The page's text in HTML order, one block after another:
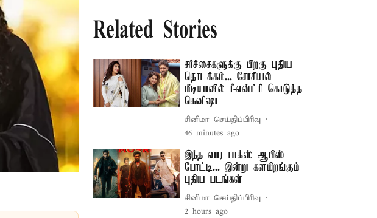
Related Stories
சர்ச்சைகளுக்கு பிறகு புதிய
தொடக்கம்... சோசியல்
மீடியாவில் ரீ-என்ட்ரி கொடுத்த
கெனிஷா
சினிமா செய்திப்பிரிவு
46 minutes ago
இந்த வார பாக்ஸ் ஆபிஸ்
போட்டி... இன்று களமிறங்கும்
புதிய படங்கள்
சினிமா செய்திப்பிரிவு
2 hours ago